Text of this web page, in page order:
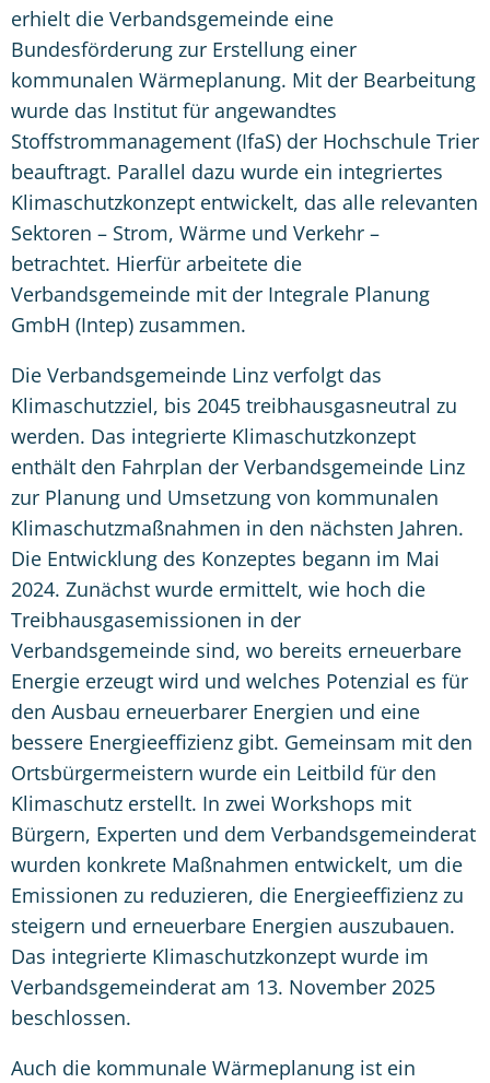
erhielt die Verbandsgemeinde eine
Bundesförderung zur Erstellung einer
kommunalen Wärmeplanung. Mit der Bearbeitung
wurde das Institut für angewandtes
Stoffstrommanagement (IfaS) der Hochschule Trier
beauftragt. Parallel dazu wurde ein integriertes
Klimaschutzkonzept entwickelt, das alle relevanten
Sektoren – Strom, Wärme und Verkehr –
betrachtet. Hierfür arbeitete die
Verbandsgemeinde mit der Integrale Planung
GmbH (Intep) zusammen.
Die Verbandsgemeinde Linz verfolgt das
Klimaschutzziel, bis 2045 treibhausgasneutral zu
werden. Das integrierte Klimaschutzkonzept
enthält den Fahrplan der Verbandsgemeinde Linz
zur Planung und Umsetzung von kommunalen
Klimaschutzmaßnahmen in den nächsten Jahren.
Die Entwicklung des Konzeptes begann im Mai
2024. Zunächst wurde ermittelt, wie hoch die
Treibhausgasemissionen in der
Verbandsgemeinde sind, wo bereits erneuerbare
Energie erzeugt wird und welches Potenzial es für
den Ausbau erneuerbarer Energien und eine
bessere Energieeffizienz gibt. Gemeinsam mit den
Ortsbürgermeistern wurde ein Leitbild für den
Klimaschutz erstellt. In zwei Workshops mit
Bürgern, Experten und dem Verbandsgemeinderat
wurden konkrete Maßnahmen entwickelt, um die
Emissionen zu reduzieren, die Energieeffizienz zu
steigern und erneuerbare Energien auszubauen.
Das integrierte Klimaschutzkonzept wurde im
Verbandsgemeinderat am 13. November 2025
beschlossen.
Auch die kommunale Wärmeplanung ist ein